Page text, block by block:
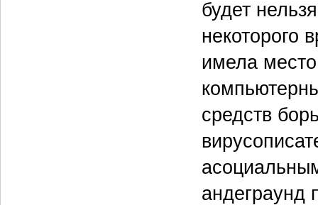
будет
некоторого
имела место
средств
андеграунд